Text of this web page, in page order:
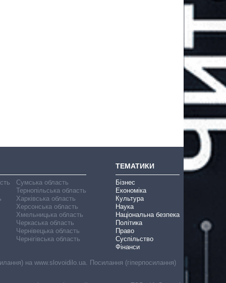
Сумська область
Тернопільська область
Харківська область
Херсонська область
Хмельницька область
Черкаська область
Чернівецька область
Чернігівська область
ТЕМАТИКИ
Бізнес
Економіка
Культура
Наука
Національна безпека
Політика
Право
Суспільство
Фінанси
на www.slovoidilo.ua. Посилання (гіперпосилання)